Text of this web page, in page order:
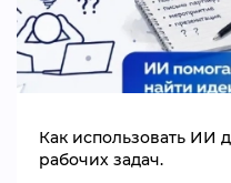
Как использовать ИИ
рабочих задач.